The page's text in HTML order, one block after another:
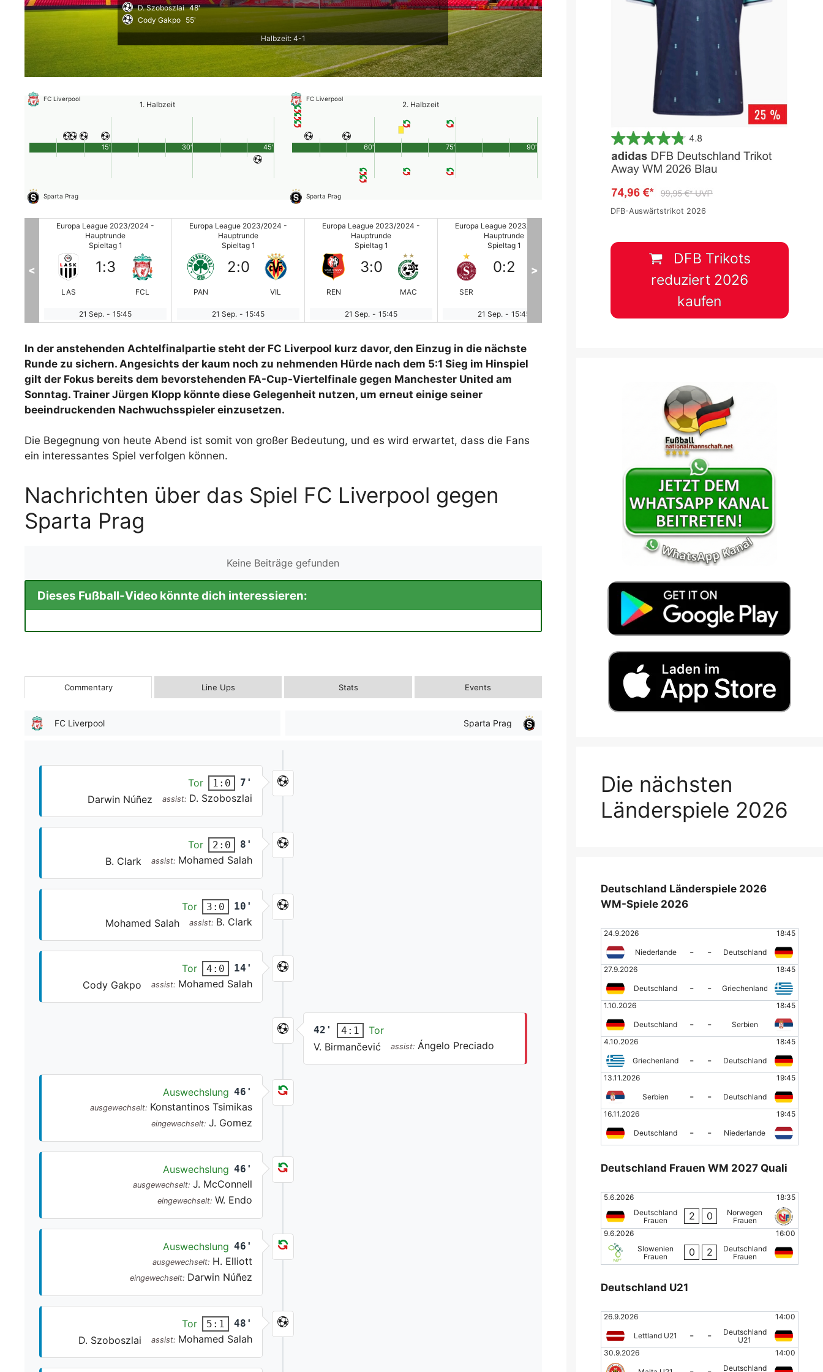
D. Szoboszlai 48'
Cody Gakpo 55'
Halbzeit: 4-1
FC Liverpool
1. Halbzeit
Sparta Prag
45'
15' 30'
FC Liverpool
2. Halbzeit
Sparta Prag
90'
60' 75'
Europa League 2023/2024 -
Hauptrunde
Spieltag 1
LAS
1:3
FCL
21 Sep. - 15:45
Europa League 2023/2024 -
Hauptrunde
Spieltag 1
PAN
2:0
VIL
21 Sep. - 15:45
Europa League 2023/2024 -
Hauptrunde
Spieltag 1
REN
3:0
MAC
21 Sep. - 15:45
Europa League 2023/2024 -
Hauptrunde
Spieltag 1
SER
0:2
21 Sep. - 15:45 21 Sep.
Spieltag 1
15:45
< >
In der anstehenden Achtelfinalpartie steht der FC Liverpool kurz davor, den Einzug in die nächste
Runde zu sichern. Angesichts der kaum noch zu nehmenden Hürde nach dem 5:1 Sieg im Hinspiel
gilt der Fokus bereits dem bevorstehenden FA-Cup-Viertelfinale gegen Manchester United am
Sonntag. Trainer Jürgen Klopp könnte diese Gelegenheit nutzen, um erneut einige seiner
beeindruckenden Nachwuchsspieler einzusetzen.
Die Begegnung von heute Abend ist somit von großer Bedeutung, und es wird erwartet, dass die Fans
ein interessantes Spiel verfolgen können.
Nachrichten über das Spiel FC Liverpool gegen
Sparta Prag
Keine Beiträge gefunden
Dieses Fußball-Video könnte dich interessieren:
Commentary Line Ups Stats Events
FC Liverpool Sparta Prag
Tor 1:0 7'
Darwin Núñez assist: D. Szoboszlai
Tor 2:0 8'
B. Clark assist: Mohamed Salah
Tor 3:0 10'
Mohamed Salah assist: B. Clark
Tor 4:0 14'
Cody Gakpo assist: Mohamed Salah
42' 4:1
Tor
V. Birmančević
assist: Ángelo Preciado
Auswechslung 46'
ausgewechselt: Konstantinos Tsimikas
eingewechselt: J. Gomez
Auswechslung 46'
ausgewechselt: J. McConnell
eingewechselt: W. Endo
Auswechslung 46'
ausgewechselt: H. Elliott
eingewechselt: Darwin Núñez
Tor 5:1 48'
D. Szoboszlai assist: Mohamed Salah
DFB-Auswärtstrikot 2026
DFB Trikots
reduziert 2026
kaufen
Die nächsten
Länderspiele 2026
Deutschland Länderspiele 2026
WM-Spiele 2026
24.9.2026 18:45
Niederlande - -
Deutschland
27.9.2026
18:45
Deutschland - -
Griechenland
1.10.2026
18:45
Deutschland - -
Serbien
4.10.2026
18:45
Griechenland - -
Deutschland
13.11.2026
19:45
Serbien - -
Deutschland
16.11.2026
19:45
Deutschland - - Niederlande
Deutschland Frauen WM 2027 Quali
5.6.2026
18:35
Deutschland
Frauen
2 0
Norwegen
Frauen
9.6.2026
16:00
Slowenien
Frauen
0 2
Deutschland
Frauen
Deutschland U21
26.9.2026 14:00
Lettland U21 - -
Deutschland
U21
30.9.2026
14:00
Deutschland